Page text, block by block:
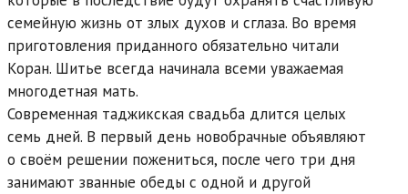
семейную жизнь от злых духов и сглаза. Во время
приготовления приданного обязательно читали
Коран. Шитье всегда начинала всеми уважаемая
многодетная мать.
Современная таджикская свадьба длится целых
семь дней. В первый день новобрачные объявляют
о своём решении пожениться, после чего три дня
занимают званные обеды с одной и другой